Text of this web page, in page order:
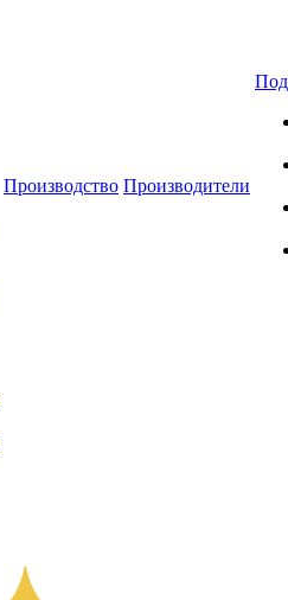
Производство Производители